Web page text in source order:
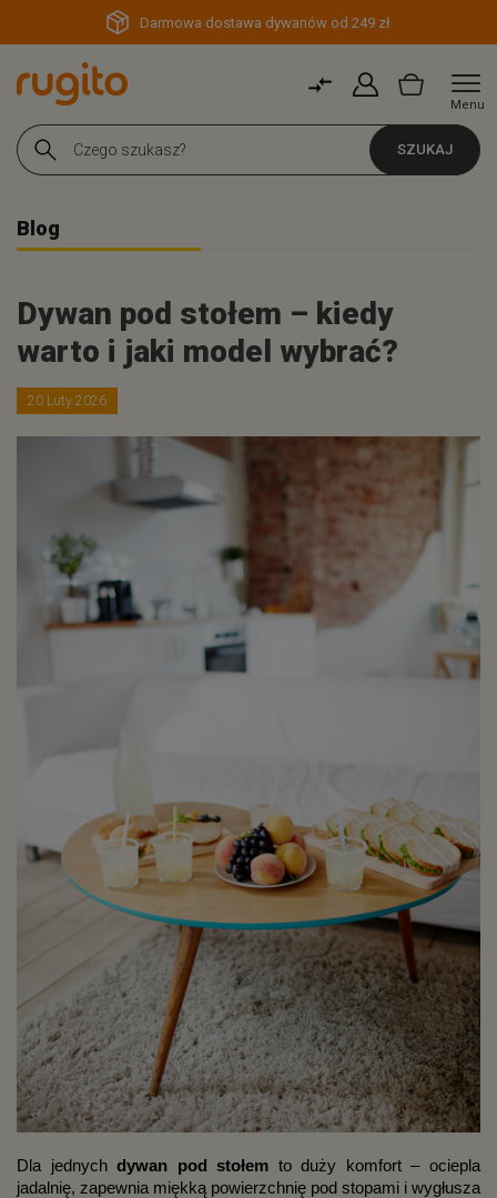
Darmowa dostawa dywanów od 249 zł
Menu
SZUKAJ
Blog
Dywan pod stołem – kiedy
warto i jaki model wybrać?
20 Luty 2026
Dla jednychdywan pod stołem to duży komfort – ociepla
jadalnię, zapewnia miękką powierzchnię pod stopami i wygłusza